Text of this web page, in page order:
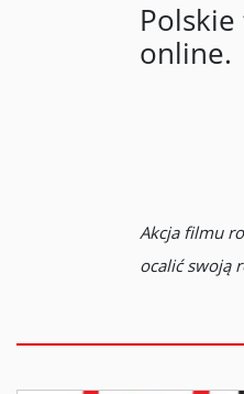
online.
Akcja filmu
ocalić swoją